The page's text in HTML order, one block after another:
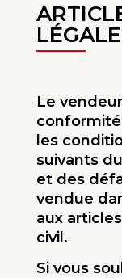
LÉGALE
Le
les
suivants
et des
vendue
aux
civil.
Si vous